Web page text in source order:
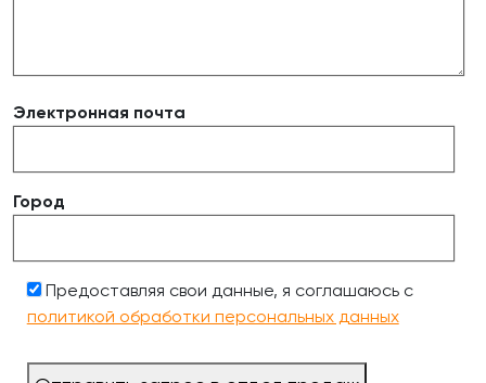
Электронная почта
Город
Предоставляя свои данные, я соглашаюсь с
политикой обработки персональных данных